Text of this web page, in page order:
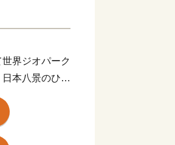
界ジオパーク
本八景のひと
をはじめ、豊
さつまいも等
の体験メニュ